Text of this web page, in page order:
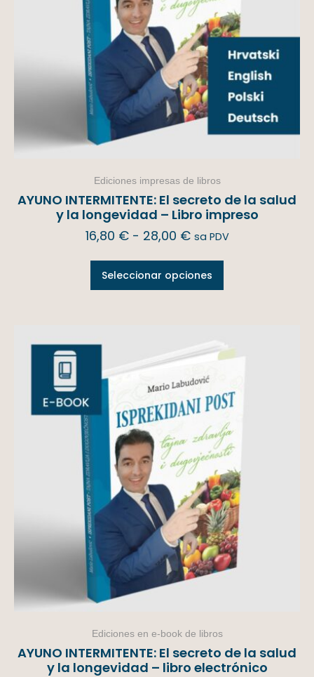
Ediciones impresas de libros
AYUNO INTERMITENTE: El secreto de la salud
y la longevidad – Libro impreso
16,80 € - 28,00 € sa PDV
Seleccionar opciones
Ediciones en e-book de libros
AYUNO INTERMITENTE: El secreto de la salud
y la longevidad – libro electrónico